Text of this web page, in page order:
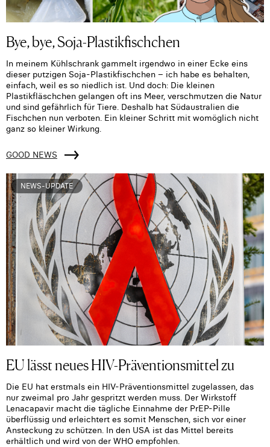
Bye, bye, Soja-Plastikfischchen
In meinem Kühlschrank gammelt irgendwo in einer Ecke eins
dieser putzigen Soja-Plastikfischchen – ich habe es behalten,
einfach, weil es so niedlich ist. Und doch: Die kleinen
Plastikfläschchen gelangen oft ins Meer, verschmutzen die Natur
und sind gefährlich für Tiere. Deshalb hat Südaustralien die
Fischchen nun verboten. Ein kleiner Schritt mit womöglich nicht
ganz so kleiner Wirkung.
GOOD NEWS
NEWS-UPDATE
EU lässt neues HIV-Präventionsmittel zu
Die EU hat erstmals ein HIV-Präventionsmittel zugelassen, das
nur zweimal pro Jahr gespritzt werden muss. Der Wirkstoff
Lenacapavir macht die tägliche Einnahme der PrEP-Pille
überflüssig und erleichtert es somit Menschen, sich vor einer
Ansteckung zu schützen. In den USA ist das Mittel bereits
erhältlich und wird von der WHO empfohlen.